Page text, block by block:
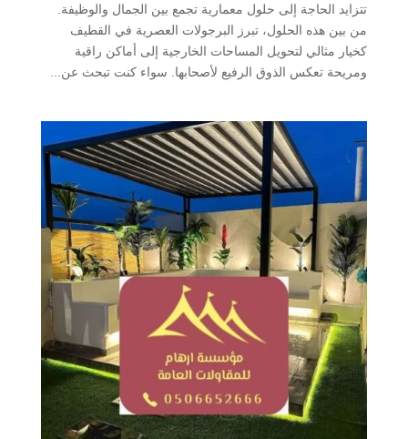
تتزايد الحاجة إلى حلول معمارية تجمع بين الجمال والوظيفة.
من بين هذه الحلول، تبرز البرجولات العصرية في القطيف
كخيار مثالي لتحويل المساحات الخارجية إلى أماكن راقية
ومريحة تعكس الذوق الرفيع لأصحابها. سواء كنت تبحث عن...